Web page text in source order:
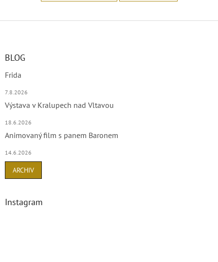
BLOG
Frida
7.8.2026
Výstava v Kralupech nad Vltavou
18.6.2026
Animovaný film s panem Baronem
14.6.2026
ARCHIV
Instagram